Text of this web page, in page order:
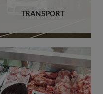
TRANSPORT